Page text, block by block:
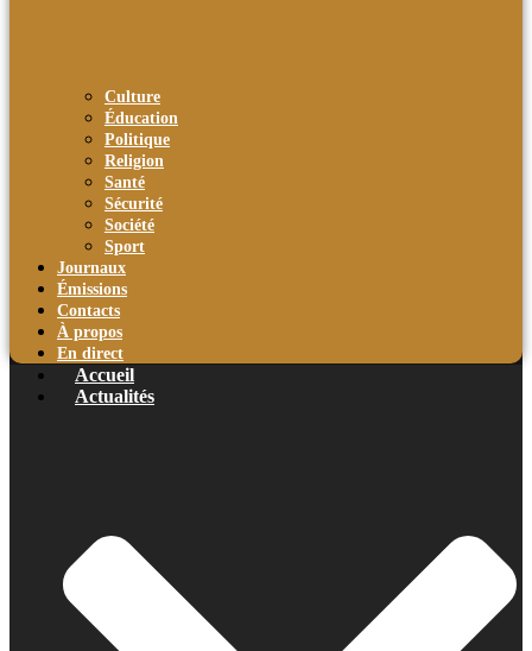
Culture
Éducation
Politique
Religion
Santé
Sécurité
Société
Sport
Journaux
Émissions
Contacts
À propos
En direct
Accueil
Actualités